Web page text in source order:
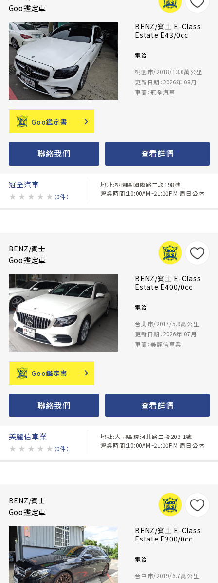
Goo鑑定車
BENZ/賓士 E-Class
Estate E43/0cc
電洽
桃園市/2018/13.0萬公里
更新日期：2026年 08月
車商：冠全汽車
Goo鑑定書
聯絡我們 查看詳情
冠全汽車
★ ★ ★ ★ ★ （0件）
地址:桃園區國際路二段198號
營業時間:10:00AM~21:00PM 周日公休
BENZ/賓士
Goo鑑定車
BENZ/賓士 E-Class
Estate E400/0cc
電洽
台北市/2017/5.9萬公里
更新日期：2026年 07月
車商：美麗信車業
Goo鑑定書
聯絡我們 查看詳情
美麗信車業
★ ★ ★ ★ ★ （0件）
地址:大同區環河北路二段203-1號
營業時間:10:00AM~21:00PM 周日公休
BENZ/賓士
Goo鑑定車
BENZ/賓士 E-Class
Estate E300/0cc
電洽
台中市/2019/6.7萬公里